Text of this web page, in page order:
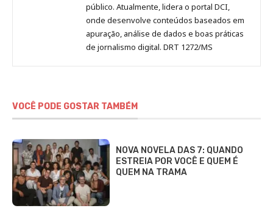
público. Atualmente, lidera o portal DCI,
onde desenvolve conteúdos baseados em
apuração, análise de dados e boas práticas
de jornalismo digital. DRT 1272/MS
VOCÊ PODE GOSTAR TAMBÉM
NOVA NOVELA DAS 7: QUANDO
ESTREIA POR VOCÊ E QUEM É
QUEM NA TRAMA